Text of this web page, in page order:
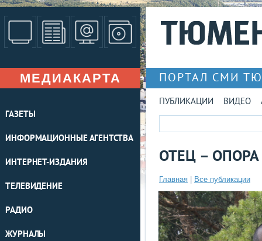
МЕДИАКАРТА
ГАЗЕТЫ
ИНФОРМАЦИОННЫЕ АГЕНТСТВА
ИНТЕРНЕТ-ИЗДАНИЯ
ТЕЛЕВИДЕНИЕ
РАДИО
ЖУРНАЛЫ
ПОРТАЛ СМИ
ПУБЛИКАЦИИ ВИДЕО
ОТЕЦ –
Главная Все публикации